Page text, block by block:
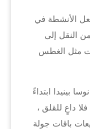
الأنشطة في
من النقل إلى
مثل الغطس
بينيدا ابتداءً
داعٍ للقلق ،
باقات جولة